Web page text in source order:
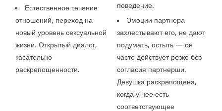
Естественное течение
отношений, переход на
новый уровень сексуальной
жизни. Открытый диалог,
касательно
раскрепощенности.
поведение.
Эмоции партнера
захлестывают его, не дают
подумать, остыть — он
часто действует резко без
согласия партнерши.
Девушка раскрепощена,
когда у нее есть
соответствующее